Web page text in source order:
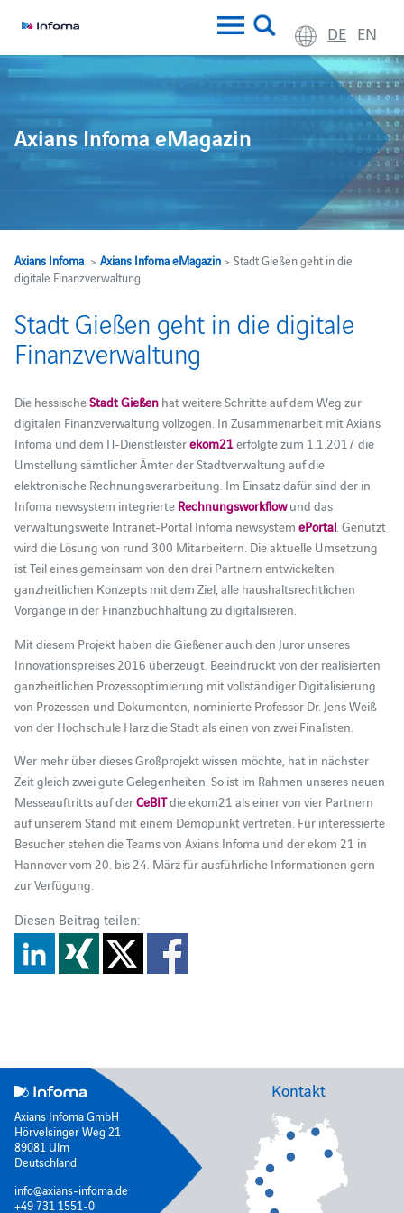
DE EN
Axians Infoma eMagazin
Axians Infoma> Axians Infoma eMagazin> Stadt Gießen geht in die
digitale Finanzverwaltung
Stadt Gießen geht in die digitale
Finanzverwaltung
Die hessischeStadt Gießenhat weitere Schritte auf dem Weg zur
digitalen Finanzverwaltung vollzogen. In Zusammenarbeit mit Axians
Infoma und dem IT-Dienstleisterekom21erfolgte zum 1.1.2017 die
Umstellung sämtlicher Ämter der Stadtverwaltung auf die
elektronische Rechnungsverarbeitung. Im Einsatz dafür sind der in
Infoma newsystem integrierte Rechnungsworkflowund das
verwaltungsweite Intranet-Portal Infoma newsystem ePortal. Genutzt
wird die Lösung von rund 300 Mitarbeitern. Die aktuelle Umsetzung
ist Teil eines gemeinsam von den drei Partnern entwickelten
ganzheitlichen Konzepts mit dem Ziel, alle haushaltsrechtlichen
Vorgänge in der Finanzbuchhaltung zu digitalisieren.
Mit diesem Projekt haben die Gießener auch den Juror unseres
Innovationspreises 2016 überzeugt. Beeindruckt von der realisierten
ganzheitlichen Prozessoptimierung mit vollständiger Digitalisierung
von Prozessen und Dokumenten, nominierte Professor Dr. Jens Weiß
von der Hochschule Harz die Stadt als einen von zwei Finalisten.
Wer mehr über dieses Großprojekt wissen möchte, hat in nächster
Zeit gleich zwei gute Gelegenheiten. So ist im Rahmen unseres neuen
Messeauftritts auf derCeBITdie ekom21 als einer von vier Partnern
auf unserem Stand mit einem Demopunkt vertreten. Für interessierte
Besucher stehen die Teams von Axians Infoma und der ekom 21 in
Hannover vom 20. bis 24. März für ausführliche Informationen gern
zur Verfügung.
Diesen Beitrag teilen:
Axians Infoma GmbH
Hörvelsinger Weg 21
89081 Ulm
Deutschland
info@axians-infoma.de
+49 731 1551-0
Kontakt